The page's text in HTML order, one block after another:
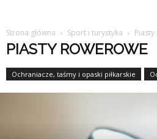
Strona główna Sport i turystyka
PIASTY ROWEROWE
Ochraniacze, taśmy i opaski piłkarskie